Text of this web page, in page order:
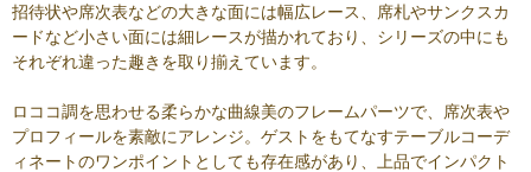
招待状や席次表などの大きな面には幅広レース、席札やサンクスカ
ードなど小さい面には細レースが描かれており、シリーズの中にも
それぞれ違った趣きを取り揃えています。
ロココ調を思わせる柔らかな曲線美のフレームパーツで、席次表や
プロフィールを素敵にアレンジ。ゲストをもてなすテーブルコーデ
ィネートのワンポイントとしても存在感があり、上品でインパクト